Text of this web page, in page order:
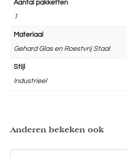
Aantal pakketten
1
Materiaal
Gehard Glas en Roestvrij Staal
Stijl
Industrieel
Anderen bekeken ook